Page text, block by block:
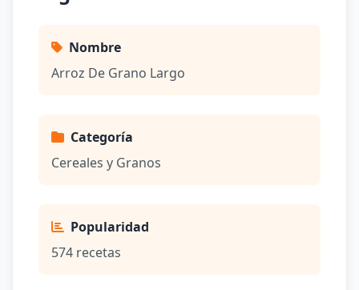
Nombre
Arroz De Grano Largo
Categoría
Cereales y Granos
Popularidad
574 recetas